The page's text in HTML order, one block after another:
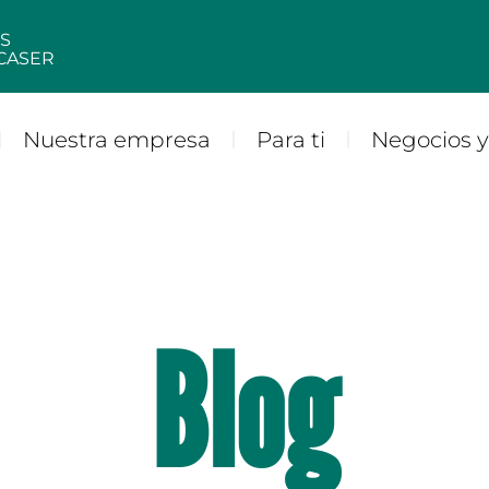
Nuestra empresa Para ti Negocios
Blog